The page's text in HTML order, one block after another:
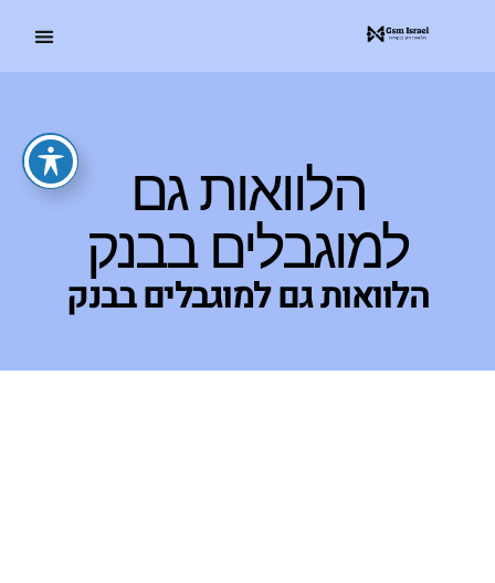
הלוואות גם
למוגבלים בבנק
הלוואות גם למוגבלים בבנק